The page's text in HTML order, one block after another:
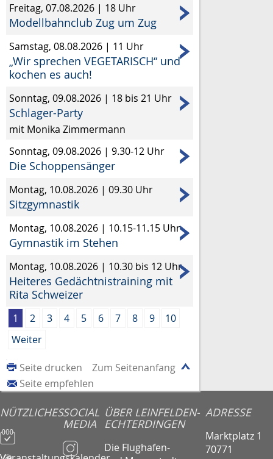
Freitag, 07.08.2026 | 18 Uhr
Modellbahnclub Zug um Zug
Samstag, 08.08.2026 | 11 Uhr
„Wir sprechen VEGETARISCH“ und
kochen es auch!
Sonntag, 09.08.2026 | 18 bis 21 Uhr
Schlager-Party
mit Monika Zimmermann
Sonntag, 09.08.2026 | 9.30-12 Uhr
Die Schoppensänger
Montag, 10.08.2026 | 09.30 Uhr
Sitzgymnastik
Montag, 10.08.2026 | 10.15-11.15 Uhr
Gymnastik im Stehen
Montag, 10.08.2026 | 10.30 bis 12 Uhr
Heiteres Gedächtnistraining mit
Rita Schweizer
1 2 3 4 5 6 7 8 9
10
Weiter
Zum Seitenanfang
Seite drucken
Seite empfehlen
NÜTZLICHESSOCIAL
MEDIA
ÜBER LEINFELDEN-
ECHTERDINGEN
Die Flughafen-
ADRESSE
Marktplatz 1
70771